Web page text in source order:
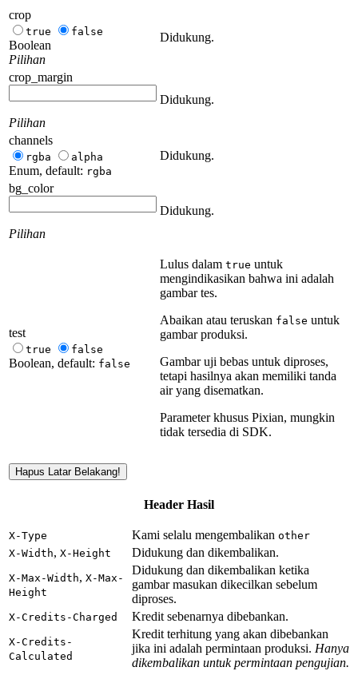
crop
true false
Boolean
Pilihan
Didukung.
crop_margin
Pilihan
Didukung.
channels
rgba alpha
Enum, default: rgba
Didukung.
bg_color
Pilihan
Didukung.
test
true false
Boolean, default: false
Lulus dalam true untuk
mengindikasikan bahwa ini adalah
gambar tes.
Abaikan atau teruskan false untuk
gambar produksi.
Gambar uji bebas untuk diproses,
tetapi hasilnya akan memiliki tanda
air yang disematkan.
Parameter khusus Pixian, mungkin
tidak tersedia di SDK.
Hapus Latar Belakang!
Header Hasil
X-Type Kami selalu mengembalikan other
X-Width, X-Height Didukung dan dikembalikan.
X-Max-Width, X-Max-
Height
Didukung dan dikembalikan ketika
gambar masukan dikecilkan sebelum
diproses.
X-Credits-Charged Kredit sebenarnya dibebankan.
X-Credits-
Calculated
Kredit terhitung yang akan dibebankan
jika ini adalah permintaan produksi. Hanya
dikembalikan untuk permintaan pengujian.